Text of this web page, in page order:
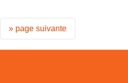
» page suivante